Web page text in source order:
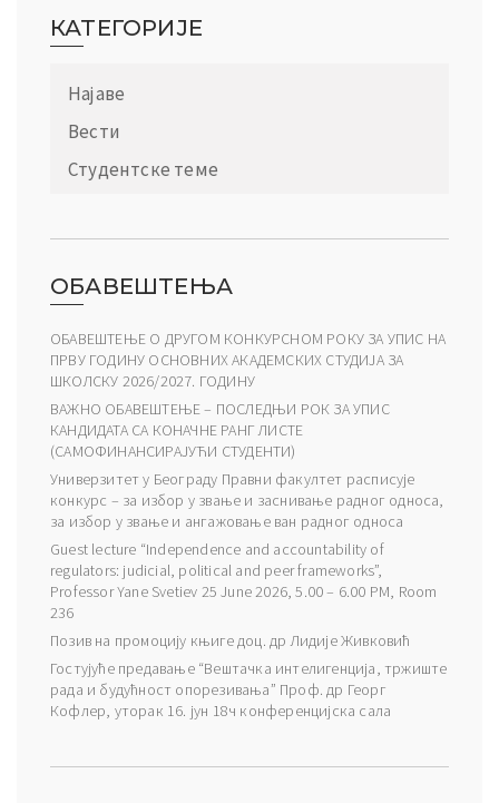
КАТЕГОРИЈЕ
Најаве
Вести
Студентске теме
ОБАВЕШТЕЊА
ОБАВЕШТЕЊЕ О ДРУГОМ КОНКУРСНОМ РОКУ ЗА УПИС НА
ПРВУ ГОДИНУ ОСНОВНИХ АКАДЕМСКИХ СТУДИЈА ЗА
ШКОЛСКУ 2026/2027. ГОДИНУ
ВАЖНО ОБАВЕШТЕЊЕ – ПОСЛЕДЊИ РОК ЗА УПИС
КАНДИДАТА СА КОНАЧНЕ РАНГ ЛИСТЕ
(САМОФИНАНСИРАЈУЋИ СТУДЕНТИ)
Универзитет у Београду Правни факултет расписује
конкурс – за избор у звање и заснивање радног односа,
за избор у звање и ангажовање ван радног односа
Guest lecture “Independence and accountability of
regulators: judicial, political and peer frameworks”,
Professor Yane Svetiev 25 June 2026, 5.00 – 6.00 PM, Room
236
Позив на промоцију књиге доц. др Лидије Живковић
Гостујуће предавање “Вештачка интелигенција, тржиште
рада и будућност опорезивања” Проф. др Георг
Кофлер, уторак 16. јун 18ч конференцијска сала